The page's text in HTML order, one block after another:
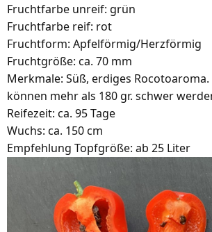
Fruchtfarbe unreif: grün
Fruchtfarbe reif: rot
Fruchtform: Apfelförmig/Herzförmig
Fruchtgröße: ca. 70 mm
Merkmale: Süß, erdiges Rocotoaroma.
können mehr als 180 gr. schwer
Reifezeit: ca. 95 Tage
Wuchs: ca. 150 cm
Empfehlung Topfgröße: ab 25 Liter